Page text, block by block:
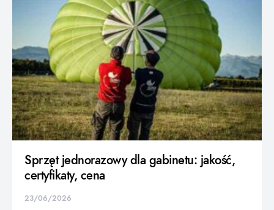
Sprzęt jednorazowy dla gabinetu: jakość,
certyfikaty, cena
23/06/2026